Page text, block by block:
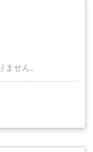
せん。